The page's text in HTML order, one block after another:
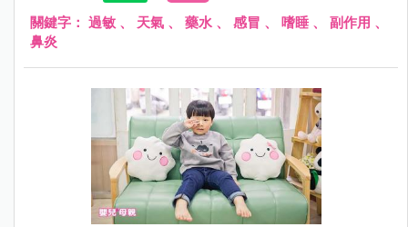
關鍵字： 過敏 、 天氣 、 藥水 、 感冒 、 嗜睡 、 副作用 、
鼻炎